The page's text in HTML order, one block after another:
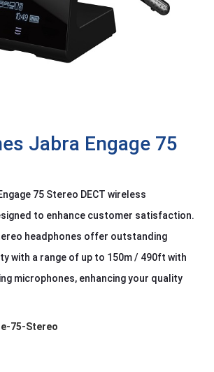
Jabra Engage 75
75 Stereo DECT wireless
to enhance customer satisfaction.
headphones offer outstanding
with a range of up to 150m / 490ft with
microphones, enhancing your quality
75-Stereo